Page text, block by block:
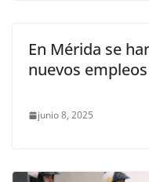
En Mérida se
nuevos empleos
junio 8, 2025